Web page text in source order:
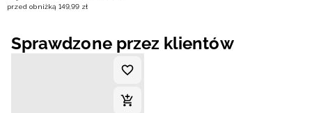
przed obniżką 149,99 zł
Sprawdzone przez klientów